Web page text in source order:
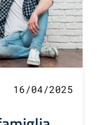
16/04/2025